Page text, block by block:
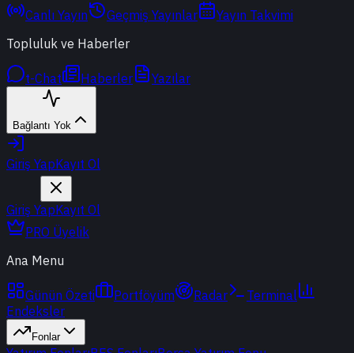
Canlı Yayın Geçmiş Yayınlar
Yayın Takvimi
Topluluk ve Haberler
t-Chat Haberler Yazılar
Bağlantı Yok
Giriş YapKayıt Ol
Giriş YapKayıt Ol
PRO Üyelik
Ana Menu
Günün Özeti Portföyüm Radar
Terminal
Endeksler
Fonlar